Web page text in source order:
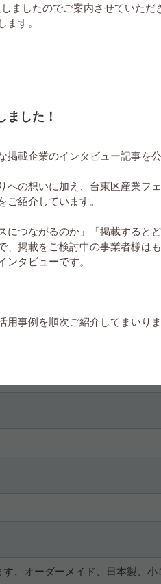
、オーダーメイド、日本製、
ましたのでご案内させていただ
す。
ました！
載企業のインタビュー記事を公
への想いに加え、台東区産業フ
紹介しています。
につながるのか」「掲載すると
、掲載をご検討中の事業者様は
タビューです。
事例を順次ご紹介してまいり